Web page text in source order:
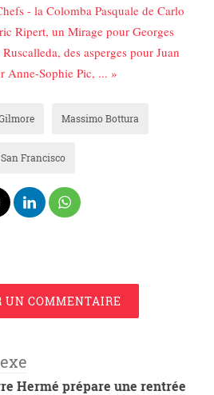
- la Colomba Pasquale de Carlo
Ripert, un Mirage pour Georges
des asperges pour Juan
Anne-Sophie Pic, ... »
Massimo Bottura
Francisco
UN COMMENTAIRE
Hermé prépare une rentrée